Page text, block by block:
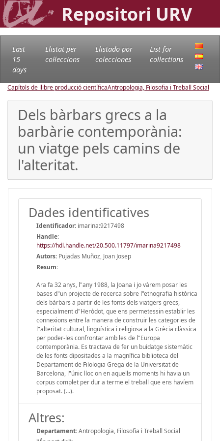
Repositori URV
Last
15
days
Llistat per
col·leccions
Llistado por
colecciones
List for
collections
Capítols de llibre producció científicaAntropologia, Filosofia i Treball Social
Dels bàrbars grecs a la
barbàrie contemporània:
un viatge pels camins de
l'alteritat.
Dades identificatives
Identificador: imarina:9217498
Handle:
https://hdl.handle.net/20.500.11797/imarina9217498
Autors: Pujadas Muñoz, Joan Josep
Resum:
Ara fa 32 anys, l"any 1988, la Joana i jo vàrem posar les
bases d"un projecte de recerca sobre l"etnografia històrica
dels bàrbars a partir de les fonts dels viatgers grecs,
especialment d"Heròdot, que ens permetessin establir les
connexions entre la manera de construir les categories de
l"alteritat cultural, lingüística i religiosa a la Grècia clàssica
per poder-les confrontar amb les de l"Europa
contemporània. Es tractava de fer un buidatge sistemàtic
de les fonts dipositades a la magnífica biblioteca del
Departament de Filologia Grega de la Universitat de
Barcelona, l"únic lloc on en aquells moments hi havia un
corpus complet per dur a terme el treball que ens havíem
proposat. (...).
Altres:
Departament:Antropologia, Filosofia i Treball Social